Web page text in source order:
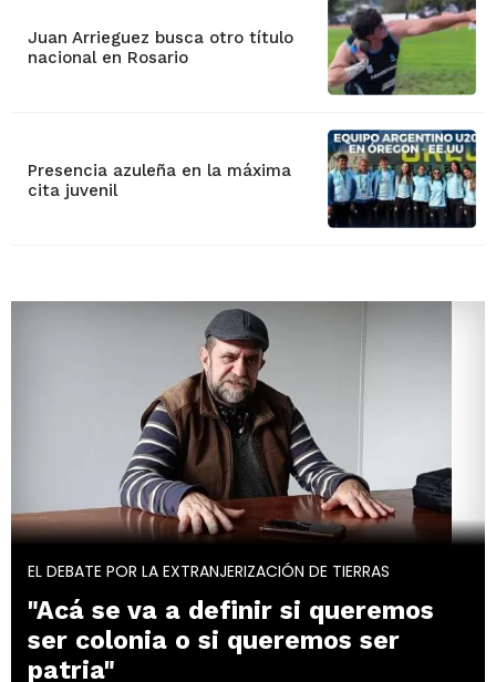
Juan Arrieguez busca otro título
nacional en Rosario
Presencia azuleña en la máxima
cita juvenil
EL DEBATE POR LA EXTRANJERIZACIÓN DE TIERRAS
"Acá se va a definir si queremos
ser colonia o si queremos ser
patria"